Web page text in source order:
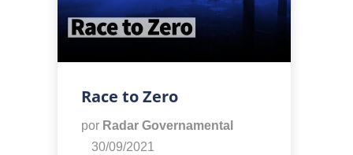
Race to Zero
por Radar Governamental
30/09/2021